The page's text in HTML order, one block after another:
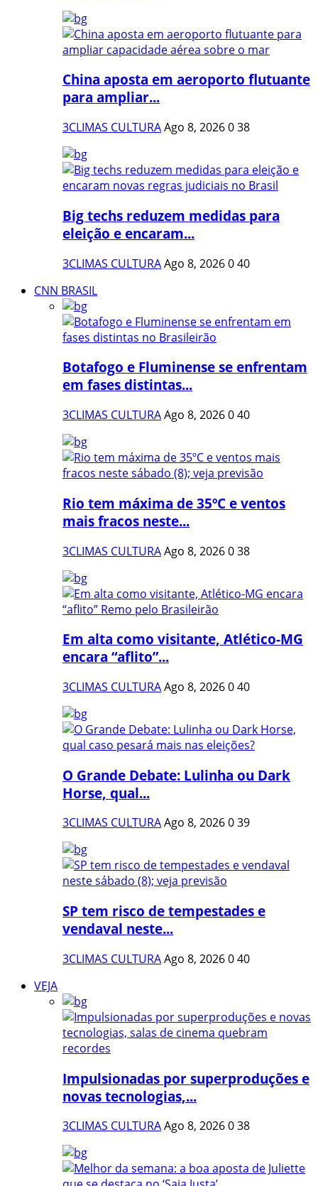
China aposta em aeroporto flutuante
para ampliar...
3CLIMAS CULTURAAgo 8, 2026038
Big techs reduzem medidas para
eleição e encaram...
3CLIMAS CULTURAAgo 8, 2026040
CNN BRASIL
Botafogo e Fluminense se enfrentam
em fases distintas...
3CLIMAS CULTURAAgo 8, 2026040
Rio tem máxima de 35ºC e ventos
mais fracos neste...
3CLIMAS CULTURAAgo 8, 2026038
Em alta como visitante, Atlético-MG
encara “aflito”...
3CLIMAS CULTURAAgo 8, 2026040
O Grande Debate: Lulinha ou Dark
Horse, qual...
3CLIMAS CULTURAAgo 8, 2026039
SP tem risco de tempestades e
vendaval neste...
3CLIMAS CULTURAAgo 8, 2026040
VEJA
Impulsionadas por superproduções e
novas tecnologias,...
3CLIMAS CULTURAAgo 8, 2026038